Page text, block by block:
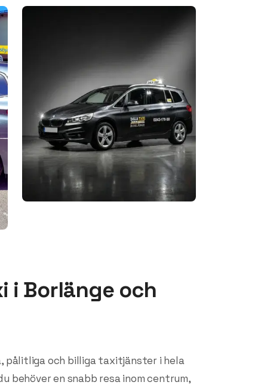
i Borlänge och
pålitliga och billiga taxitjänster i hela
behöver en snabb resa inom centrum,